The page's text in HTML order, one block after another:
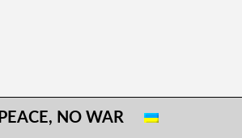
PEACE, NO WAR